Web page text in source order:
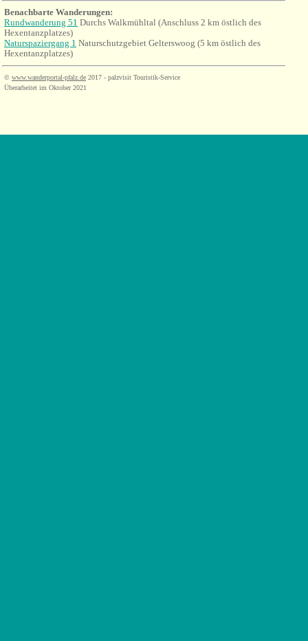
Benachbarte Wanderungen:
Rundwanderung 51 Durchs Walkmühltal (Anschluss 2 km östlich des
Hexentanzplatzes)
Naturspaziergang 1 Naturschutzgebiet Gelterswoog (5 km östlich des
Hexentanzplatzes)
© www.wanderportal-pfalz.de 2017 - palzvisit Touristik-Service
Überarbeitet im Oktober 2021